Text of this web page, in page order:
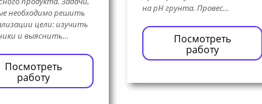
необходимо решить
цели: изучить
и выяснить…
Посмотреть
работу
на pH грунта. Провес…
Посмотреть
работу